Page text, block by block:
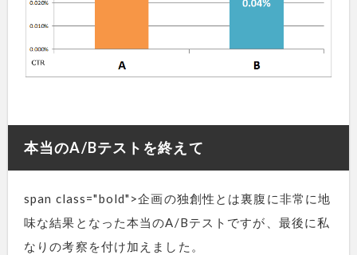
本当のA/Bテストを終えて
span class="bold">企画の独創性とは裏腹に非常に地
味な結果となった本当のA/Bテストですが、最後に私
なりの考察を付け加えました。